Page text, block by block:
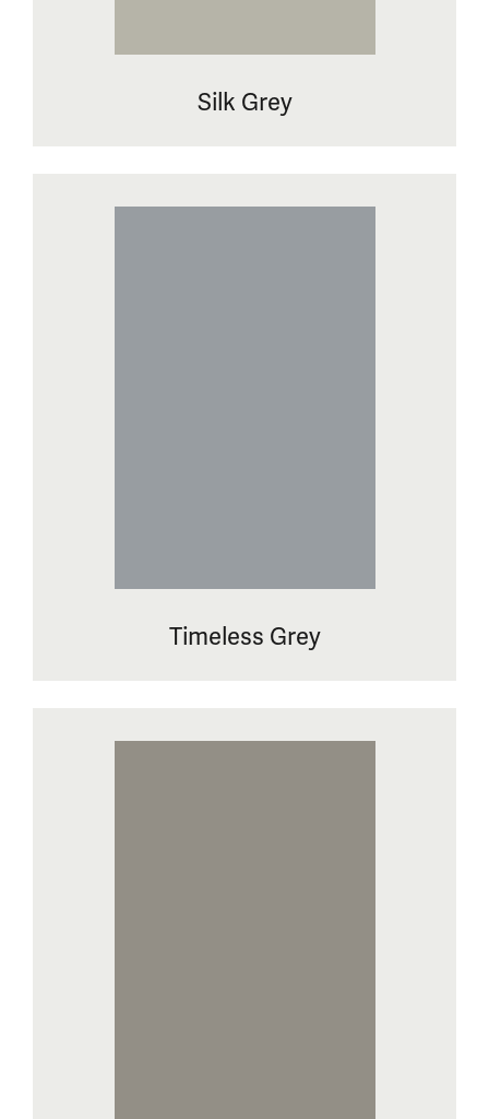
Silk Grey
Timeless Grey